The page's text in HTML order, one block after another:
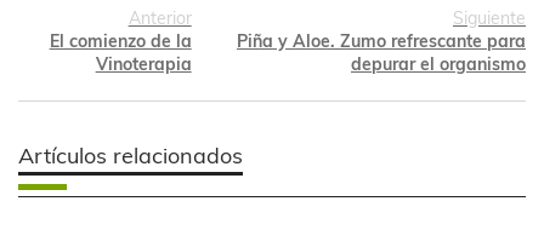
Anterior
El comienzo de la
Vinoterapia
Siguiente
Piña y Aloe. Zumo refrescante para
depurar el organismo
Artículos relacionados